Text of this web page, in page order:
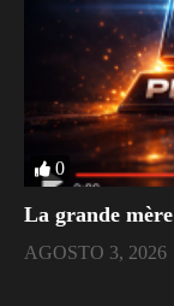
0
La grande mère
AGOSTO 3, 2026